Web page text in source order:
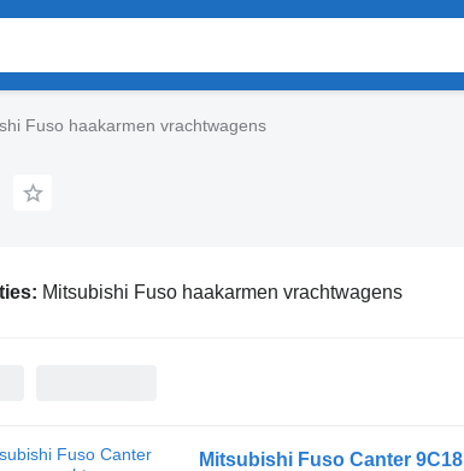
Fuso haakarmen vrachtwagens
Mitsubishi Fuso haakarmen vrachtwagens
Mitsubishi Fuso Canter 9C18